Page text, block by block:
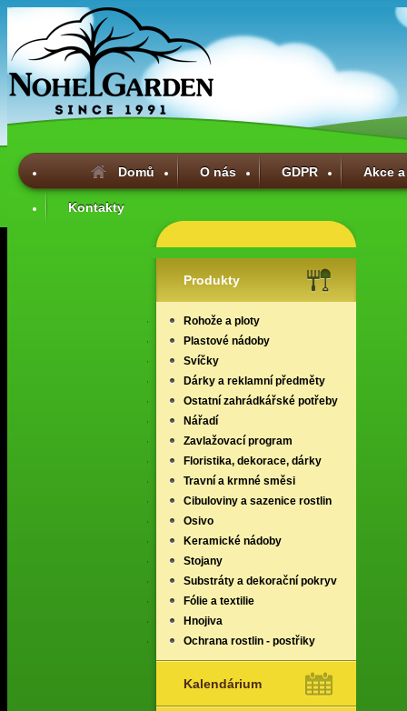
Domů O nás GDPR Akce
Kontakty
Produkty
Rohože a ploty
Plastové nádoby
Svíčky
Dárky a reklamní předměty
Ostatní zahrádkářské potřeby
Nářadí
Zavlažovací program
Floristika, dekorace, dárky
Travní a krmné směsi
Cibuloviny a sazenice rostlin
Osivo
Keramické nádoby
Stojany
Substráty a dekorační pokryv
Fólie a textilie
Hnojiva
Ochrana rostlin - postřiky
Kalendárium